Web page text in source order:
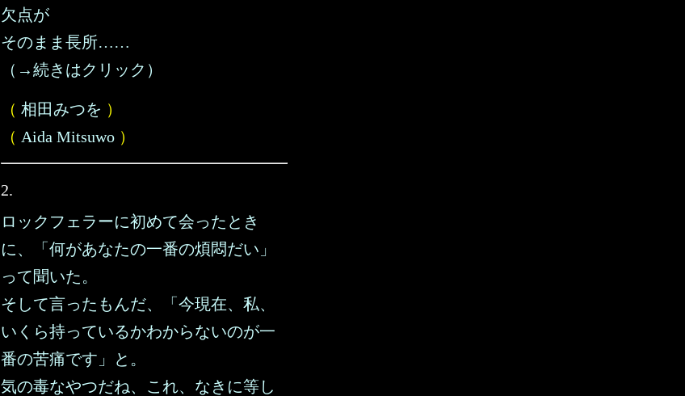
欠点が
そのまま長所……
（→続きはクリック）
（ 相田みつを ）
（ Aida Mitsuwo ）
2.
ロックフェラーに初めて会ったとき
に、「何があなたの一番の煩悶だい」
って聞いた。
そして言ったもんだ、「今現在、私、
いくら持っているかわからないのが一
番の苦痛です」と。
気の毒なやつだね、これ、なきに等し